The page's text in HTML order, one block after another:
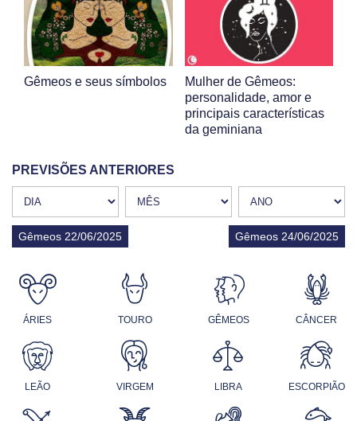
Gêmeos e seus símbolos
Mulher de Gêmeos:
personalidade, amor e
principais características
da geminiana
PREVISÕES ANTERIORES
Gêmeos 22/06/2025 Gêmeos 24/06/2025
ÁRIES TOURO GÊMEOS CÂNCER
LEÃO VIRGEM LIBRA ESCORPIÃO